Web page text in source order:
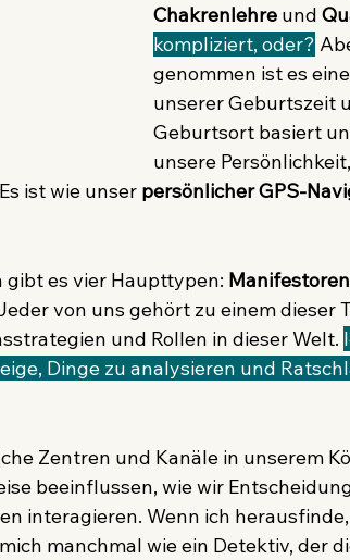
Chakrenlehre und
kompliziert, oder?
genommen ist es
unserer Geburtszeit
Geburtsort basiert
unsere
ist wie unser persönlicher GPS-
gibt es vier Haupttypen: Manifestoren
von uns gehört zu einem dieser
und Rollen in dieser Welt.
Dinge zu analysieren und
Zentren und Kanäle in unserem
beeinflussen, wie wir
interagieren. Wenn ich
manchmal wie ein Detektiv, der